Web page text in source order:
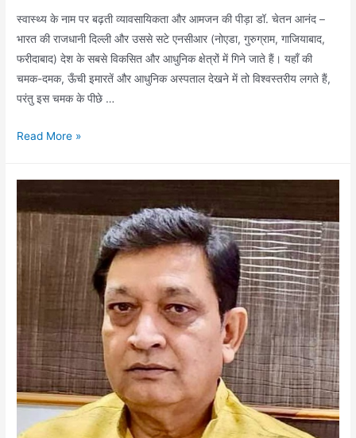
स्वास्थ्य के नाम पर बढ़ती व्यावसायिकता और आमजन की पीड़ा डॉ. चेतन आनंद –
भारत की राजधानी दिल्ली और उससे सटे एनसीआर (नोएडा, गुरुग्राम, गाजियाबाद,
फरीदाबाद) देश के सबसे विकसित और आधुनिक क्षेत्रों में गिने जाते हैं। यहाँ की
चमक-दमक, ऊँची इमारतें और आधुनिक अस्पताल देखने में तो विश्वस्तरीय लगते हैं,
परंतु इस चमक के पीछे …
दिल्ली-
स्वास्थ्य
का
फैलता
जाल
Read More »